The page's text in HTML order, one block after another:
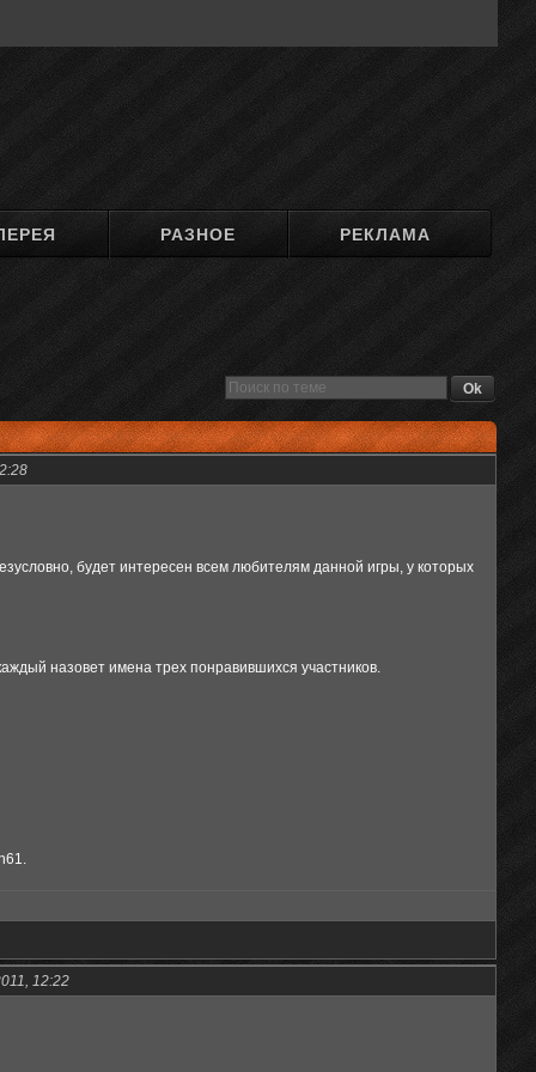
РАЗНОЕ РЕКЛАМА
будет интересен всем любителям данной игры, у которых
назовет имена трех понравившихся участников.
12:22